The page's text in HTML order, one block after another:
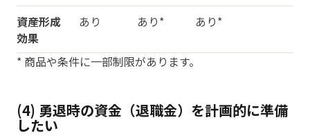
資産形成
効果
あり あり* あり*
* 商品や条件に一部制限があります。
(4) 勇退時の資金（退職金）を計画的に準備
したい